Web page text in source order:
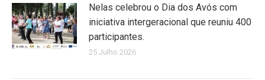
Nelas celebrou o Dia dos Avós com
iniciativa intergeracional que reuniu 400
participantes.
25 Julho 2026